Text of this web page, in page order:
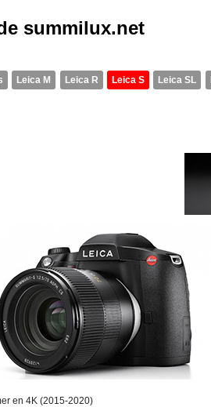
summilux.net
Leica M Leica R Leica S Leica SL
en 4K (2015-2020)